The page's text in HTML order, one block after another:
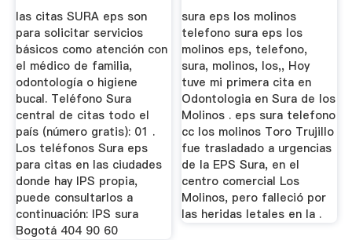
las citas SURA eps son
para solicitar servicios
básicos como atención con
el médico de familia,
odontología o higiene
bucal. Teléfono Sura
central de citas todo el
país (número gratis): 01 .
Los teléfonos Sura eps
para citas en las ciudades
donde hay IPS propia,
puede consultarlos a
continuación: IPS sura
Bogotá 404 90 60
sura eps los molinos
telefono sura eps los
molinos eps, telefono,
sura, molinos, los,, Hoy
tuve mi primera cita en
Odontologia en Sura de los
Molinos . eps sura telefono
cc los molinos Toro Trujillo
fue trasladado a urgencias
de la EPS Sura, en el
centro comercial Los
Molinos, pero falleció por
las heridas letales en la .